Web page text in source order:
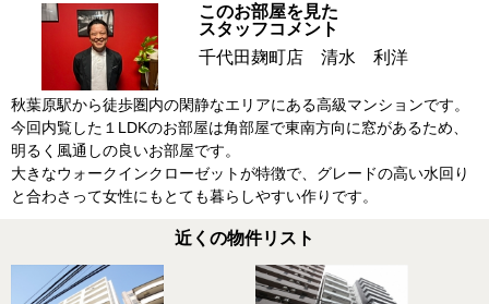
このお部屋を見た
スタッフコメント
千代田麹町店 清水 利洋
秋葉原駅から徒歩圏内の閑静なエリアにある高級マンションです。
今回内覧した１LDKのお部屋は角部屋で東南方向に窓があるため、
明るく風通しの良いお部屋です。
大きなウォークインクローゼットが特徴で、グレードの高い水回り
と合わさって女性にもとても暮らしやすい作りです。
近くの物件リスト